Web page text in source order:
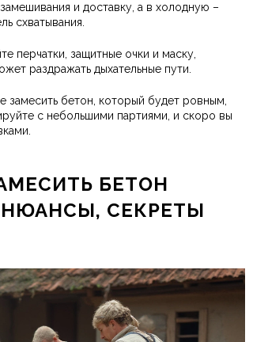
и доставку, а в холодную –
схватывания.
перчатки, защитные очки и маску,
раздражать дыхательные пути.
бетон, который будет ровным,
с небольшими партиями, и скоро вы
БЕТОН
СЕКРЕТЫ